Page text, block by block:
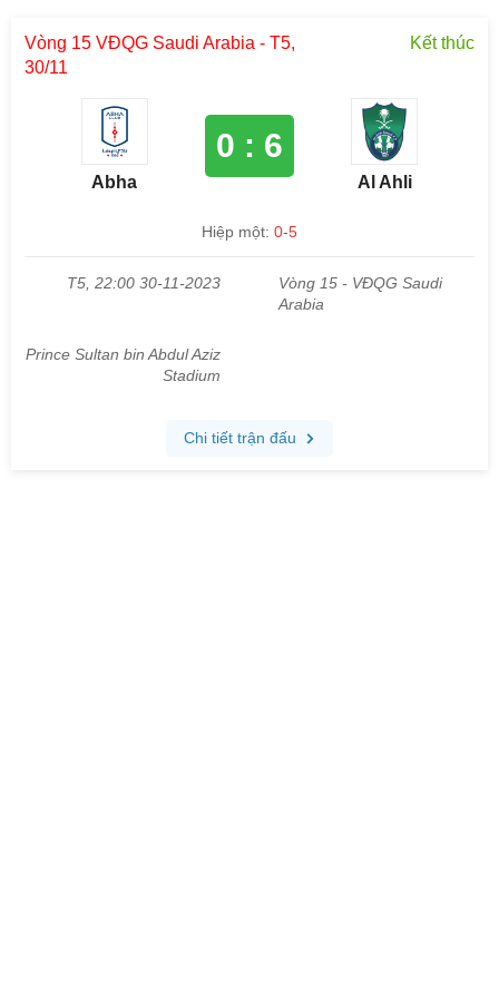
Vòng 15 VĐQG Saudi Arabia - T5,
30/11
Kết thúc
Abha
0 : 6
Al Ahli
Hiệp một: 0-5
T5, 22:00 30-11-2023
Vòng 15 - VĐQG Saudi
Arabia
Prince Sultan bin Abdul Aziz
Stadium
Chi tiết trận đấu